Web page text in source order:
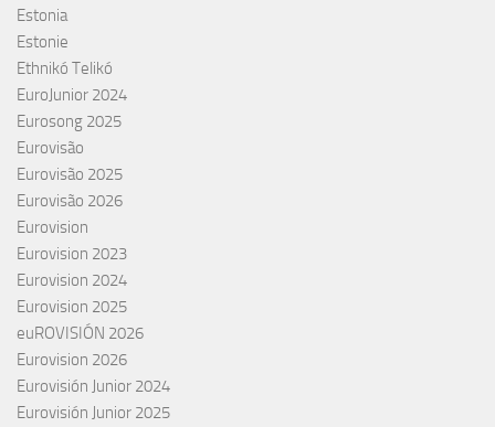
Estonia
Estonie
Ethnikó Telikó
EuroJunior 2024
Eurosong 2025
Eurovisão
Eurovisão 2025
Eurovisão 2026
Eurovision
Eurovision 2023
Eurovision 2024
Eurovision 2025
euROVISIÓN 2026
Eurovision 2026
Eurovisión Junior 2024
Eurovisión Junior 2025